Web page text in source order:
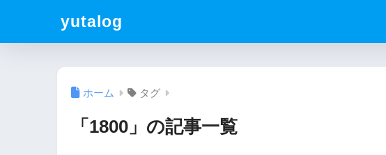
yutalog
ホーム タグ
「1800」の記事一覧